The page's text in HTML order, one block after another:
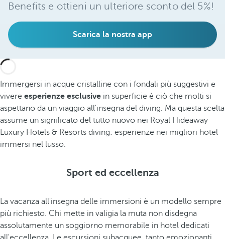
Benefits e ottieni un ulteriore sconto del 5%!
Scarica la nostra app
Immergersi in acque cristalline con i fondali più suggestivi e
vivere esperienze esclusive in superficie è ciò che molti si
aspettano da un viaggio all'insegna del diving. Ma questa scelta
assume un significato del tutto nuovo nei Royal Hideaway
Luxury Hotels & Resorts diving: esperienze nei migliori hotel
immersi nel lusso.
Sport ed eccellenza
La vacanza all'insegna delle immersioni è un modello sempre
più richiesto. Chi mette in valigia la muta non disdegna
assolutamente un soggiorno memorabile in hotel dedicati